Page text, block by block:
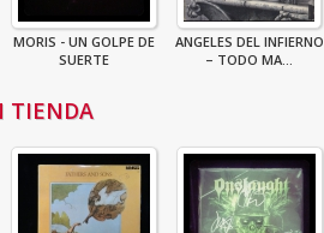
MORIS - UN GOLPE DE
SUERTE
ANGELES DEL INFIERNO
– TODO MA...
TIENDA